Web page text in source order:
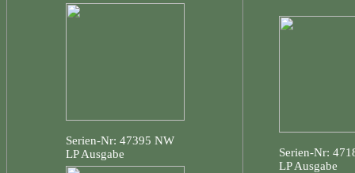
Serien-Nr: 47395 NW
LP Ausgabe
Serien-Nr:
LP Ausgabe